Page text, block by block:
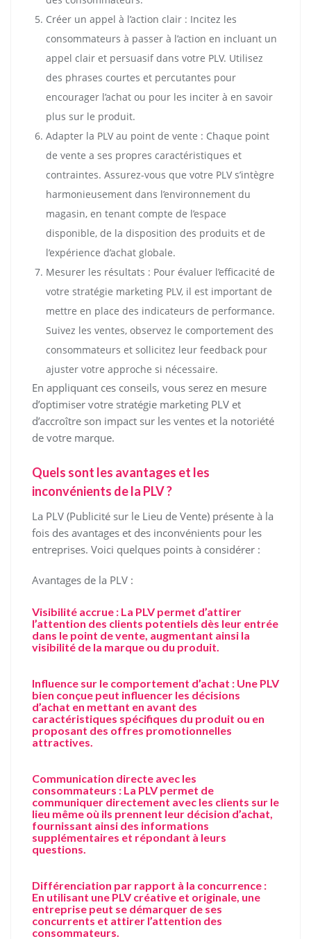
Créer un appel à l’action clair : Incitez les
consommateurs à passer à l’action en incluant un
appel clair et persuasif dans votre PLV. Utilisez
des phrases courtes et percutantes pour
encourager l’achat ou pour les inciter à en savoir
plus sur le produit.
Adapter la PLV au point de vente : Chaque point
de vente a ses propres caractéristiques et
contraintes. Assurez-vous que votre PLV s’intègre
harmonieusement dans l’environnement du
magasin, en tenant compte de l’espace
disponible, de la disposition des produits et de
l’expérience d’achat globale.
Mesurer les résultats : Pour évaluer l’efficacité de
votre stratégie marketing PLV, il est important de
mettre en place des indicateurs de performance.
Suivez les ventes, observez le comportement des
consommateurs et sollicitez leur feedback pour
ajuster votre approche si nécessaire.
En appliquant ces conseils, vous serez en mesure
d’optimiser votre stratégie marketing PLV et
d’accroître son impact sur les ventes et la notoriété
de votre marque.
Quels sont les avantages et les
inconvénients de la PLV ?
La PLV (Publicité sur le Lieu de Vente) présente à la
fois des avantages et des inconvénients pour les
entreprises. Voici quelques points à considérer :
Avantages de la PLV :
Visibilité accrue : La PLV permet d’attirer
l’attention des clients potentiels dès leur entrée
dans le point de vente, augmentant ainsi la
visibilité de la marque ou du produit.
Influence sur le comportement d’achat : Une PLV
bien conçue peut influencer les décisions
d’achat en mettant en avant des
caractéristiques spécifiques du produit ou en
proposant des offres promotionnelles
attractives.
Communication directe avec les
consommateurs : La PLV permet de
communiquer directement avec les clients sur le
lieu même où ils prennent leur décision d’achat,
fournissant ainsi des informations
supplémentaires et répondant à leurs
questions.
Différenciation par rapport à la concurrence :
En utilisant une PLV créative et originale, une
entreprise peut se démarquer de ses
concurrents et attirer l’attention des
consommateurs.